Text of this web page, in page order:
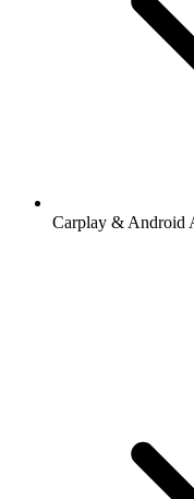
Carplay & Android